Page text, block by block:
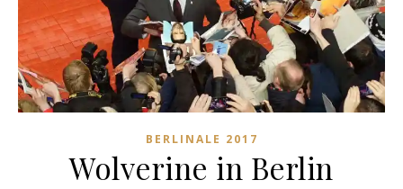
BERLINALE 2017
Wolverine in Berlin